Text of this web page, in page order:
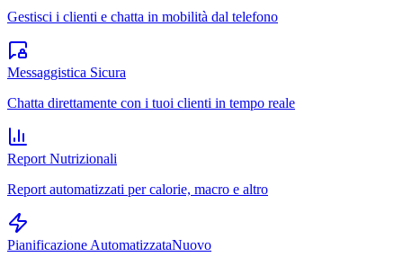
Gestisci i clienti e chatta in mobilità dal telefono
Messaggistica Sicura
Chatta direttamente con i tuoi clienti in tempo reale
Report Nutrizionali
Report automatizzati per calorie, macro e altro
Pianificazione AutomatizzataNuovo